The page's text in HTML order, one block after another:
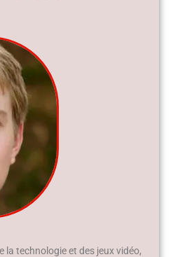
la technologie et des jeux vidéo,